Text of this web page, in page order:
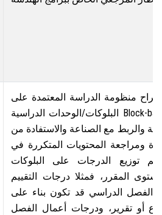
منظومة الدراسة المعتمدة على
البلوكات/الوحدات الدراسية Block-based System والتي تهدف
والربط مع الصناعة والاستفادة من
ومراجعة المحتويات المتكررة في
توزيع الدرجات على البلوكات
المقرر، فمثلا درجات التقييم
الفصل الدراسي قد تكون بناء على
أو تقرير، ودرجات أعمال الفصل